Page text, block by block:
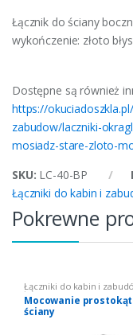
Łącznik do ściany
wykończenie: złoto
Dostępne są również
https://
zabudow/laczniki-
mosiadz-stare-zloto-
SKU: LC-40-BP
Łączniki do kabin i
Pokrewne
Łączniki do kabin i
łączniki prostokątne
Mocowanie
ściany